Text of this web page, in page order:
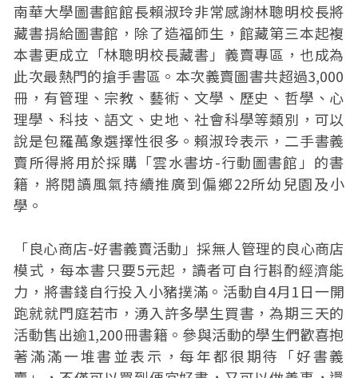
南華大學圖書館館長賴淑玲非常感謝林聰明校長將
藏書捐給圖書館，除了造福師生，館藏第三本起複
本書更成立「林聰明校長藏書」義賣專區，也成為
此次最熱門的搶手書區。本次義賣圖書共超過3,000
冊，有管理、宗教、藝術、文學、歷史、哲學、心
理學、科技、語文、史地、社會科學等類別，可以
說是包羅萬象選擇性很多。賴淑玲表示，二手書義
賣所得將用於採購「雲水書坊-行動圖書館」的書
籍，將閱讀風氣持續推廣到偏鄉22所幼兒園及小
學。
「良心商店-好書義賣活動」採無人管理的良心商店
模式，每本書只要5元起，讀者可自行斟酌經濟能
力，將書錢自行投入小豬撲滿。活動自4月1日一開
跑就就門庭若市，湧入許多學生買書，為期三天的
活動售出逾1,200冊書籍。參與活動的學生們歡喜抱
著滿滿一堆書並表示，每年都很期待「好書義